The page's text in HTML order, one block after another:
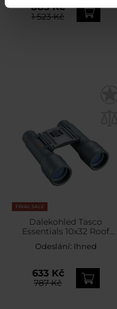
883 Kč
1 523 Kč
FINAL SALE
Dalekohled Tasco
Essentials 10x32 Roof
Black
Odeslání: Ihned
633 Kč
787 Kč